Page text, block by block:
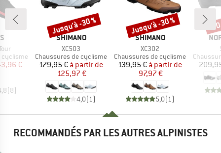
cyclisme
réduit
€
(8)
MARQUE
SHIMANO
Article
XC503
Product group
Chaussures de cyclisme
Prix
179,95 € Prix réduit
à partir de
125,97 €
4,0(1 )
Remise
Jusqu'à -30 %
MARQUE
SHIMANO
Article
XC302
Product group
Chaussures de cyclisme
Prix
139,95 € Prix réduit
à partir de
97,97 €
5,0(1 )
Remise
Jusqu'à -30 %
Product
-
RECOMMANDÉS PAR LES AUTRES ALPINISTES